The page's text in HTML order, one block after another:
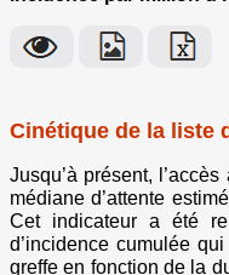
Cinétique de la liste
Jusqu’à présent,
médiane d’attente
Cet indicateur a été
d’incidence cumulée
greffe en fonction de la